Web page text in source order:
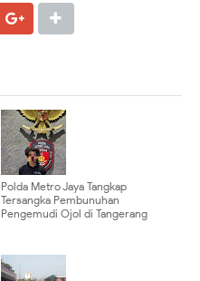
Polda Metro Jaya Tangkap
Tersangka Pembunuhan
Pengemudi Ojol di Tangerang